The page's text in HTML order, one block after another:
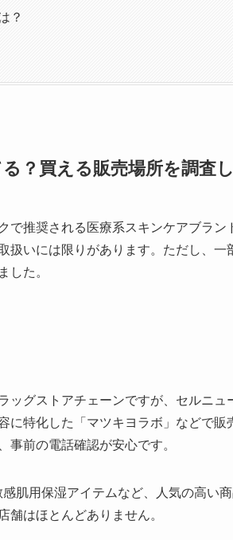
？
？買える販売場所を調査
で推奨される医療系スキンケアブラン
扱いには限りがあります。ただし、一
した。
ッグストアチェーンですが、セルニュ
に特化した「マツキヨラボ」などで販
事前の電話確認が安心です。
肌用保湿アイテムなど、人気の高い
舗はほとんどありません。